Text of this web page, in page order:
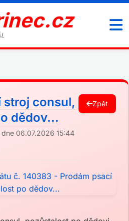
stroj consul,
dědov...
06.07.2026 15:44
Zpět